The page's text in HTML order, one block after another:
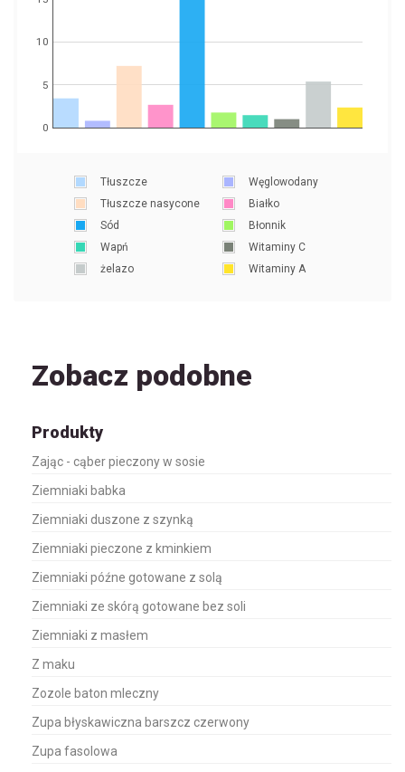
0
5
10
Tłuszcze
Węglowodany
Tłuszcze nasycone
Białko
Sód
Błonnik
Wapń
Witaminy C
żelazo
Witaminy A
Zobacz podobne
Produkty
Zając - cąber pieczony w sosie
Ziemniaki babka
Ziemniaki duszone z szynką
Ziemniaki pieczone z kminkiem
Ziemniaki późne gotowane z solą
Ziemniaki ze skórą gotowane bez soli
Ziemniaki z masłem
Z maku
Zozole baton mleczny
Zupa błyskawiczna barszcz czerwony
Zupa fasolowa